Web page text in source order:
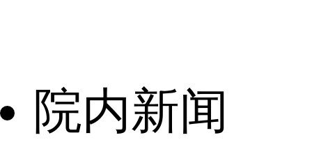
院内新闻